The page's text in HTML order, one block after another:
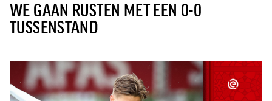
WE GAAN RUSTEN MET EEN 0-0
TUSSENSTAND